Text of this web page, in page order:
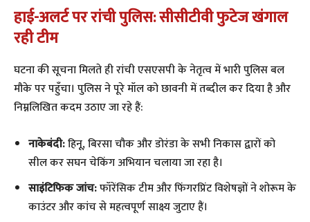
हाई-अलर्ट पर रांची पुलिस: सीसीटीवी फुटेज खंगाल
रही टीम
​घटना की सूचना मिलते ही रांची एसएसपी के नेतृत्व में भारी पुलिस बल
मौके पर पहुँचा। पुलिस ने पूरे मॉल को छावनी में तब्दील कर दिया है और
निम्नलिखित कदम उठाए जा रहे हैं:
नाकेबंदी:हिनू, बिरसा चौक और डोरंडा के सभी निकास द्वारों को
सील कर सघन चेकिंग अभियान चलाया जा रहा है।
साइंटिफिक जांच:फॉरेंसिक टीम और फिंगरप्रिंट विशेषज्ञों ने शोरूम के
काउंटर और कांच से महत्वपूर्ण साक्ष्य जुटाए हैं।